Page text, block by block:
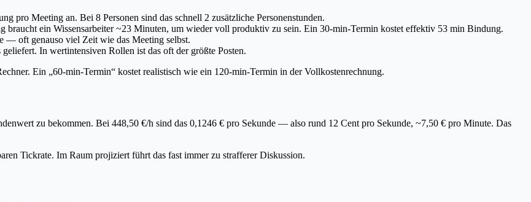
pro Meeting an. Bei 8 Personen sind das schnell 2 zusätzliche Personenstunden.
braucht ein Wissensarbeiter ~23 Minuten, um wieder voll produktiv zu sein. Ein 30-min-Termin kostet effektiv 53 min Bindung.
— oft genauso viel Zeit wie das Meeting selbst.
In wertintensiven Rollen ist das oft der größte Posten.
Ein „60-min-Termin“ kostet realistisch wie ein 120-min-Termin in der Vollkostenrechnung.
zu bekommen. Bei 448,50 €/h sind das 0,1246 € pro Sekunde — also rund 12 Cent pro Sekunde, ~7,50 € pro Minute. Das
Tickrate. Im Raum projiziert führt das fast immer zu strafferer Diskussion.